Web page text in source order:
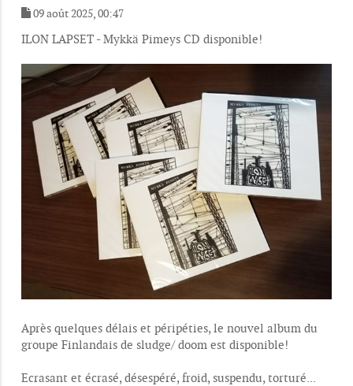
e
s
a
g
09 août 2025, 00:47
ILON LAPSET - Mykkä Pimeys CD disponible!
Après quelques délais et péripéties, le nouvel album du
groupe Finlandais de sludge/ doom est disponible!
Ecrasant et écrasé, désespéré, froid, suspendu, torturé...